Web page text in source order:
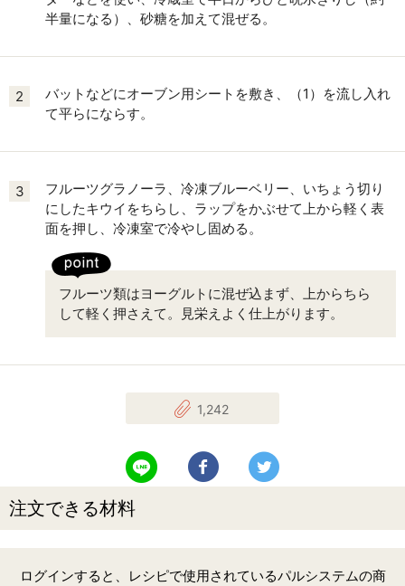
半量になる）、砂糖を加えて混ぜる。
2
バットなどにオーブン用シートを敷き、（1）を流し入れ
て平らにならす。
3
フルーツグラノーラ、冷凍ブルーベリー、いちょう切り
にしたキウイをちらし、ラップをかぶせて上から軽く表
面を押し、冷凍室で冷やし固める。
フルーツ類はヨーグルトに混ぜ込まず、上からちら
して軽く押さえて。見栄えよく仕上がります。
1,242
LINEで送る Facebookでシェアする
注文できる材料
ログインすると、レシピで使用されているパルシステムの商